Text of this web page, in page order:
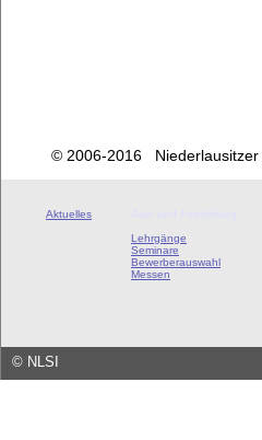
© 2006-2016 Niederlausitzer
Aktuelles
Lehrgänge
Seminare
Bewerberauswahl
Messen
© NLSI